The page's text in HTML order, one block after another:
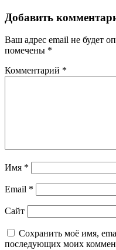
Добавить
Ваш адрес email не будет
помечены *
Комментарий *
Имя *
Email *
Сайт
Сохранить моё имя,
последующих моих